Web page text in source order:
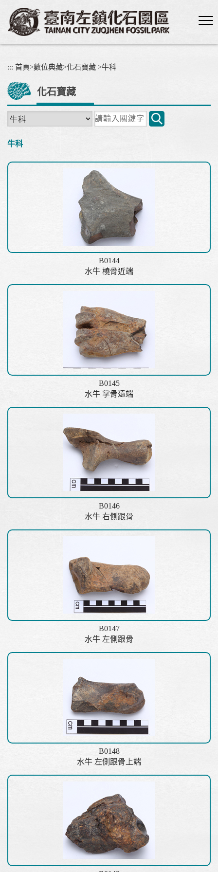
內
::: 首頁>數位典藏>化石寶藏 >牛科
化石寶藏
關
鍵
牛科
B0144
水牛 橈骨近端
B0145
水牛 掌骨遠端
B0146
水牛 右側跟骨
B0147
水牛 左側跟骨
B0148
水牛 左側跟骨上端